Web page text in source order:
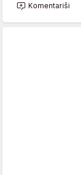
Komentariši